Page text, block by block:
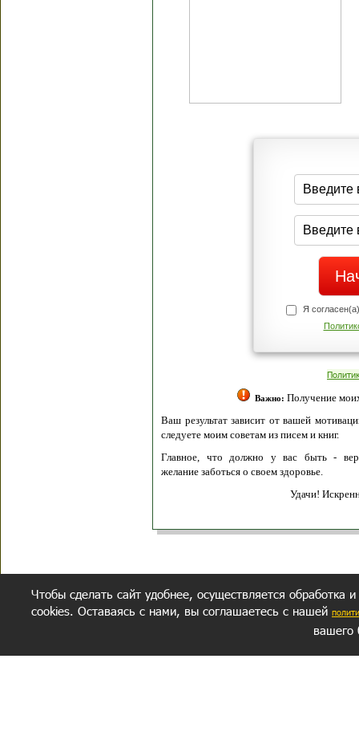
Я
Важно: Получение
Ваш результат зависит от вашей
следуете моим советам из писем и книг.
Главное, что должно у вас быть -
желание заботься о своем здоровье.
Удачи!
Чтобы сделать сайт удобнее, осуществляется обработка
cookies. Оставаясь с нами, вы соглашаетесь с нашей
вашего